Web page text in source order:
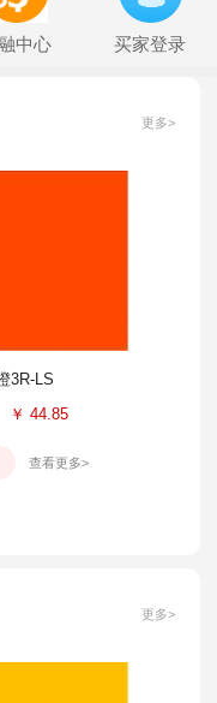
中心 买家登录
更多>
3R-LS
￥ 44.85
查看更多>
更多>